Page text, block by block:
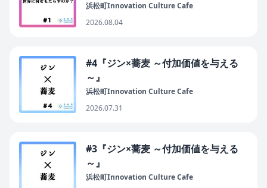
浜松町Innovation Culture Cafe
2026.08.04
#4『ジン×蕎麦 ～付加価値を与える
～』
浜松町Innovation Culture Cafe
2026.07.31
#3『ジン×蕎麦 ～付加価値を与える
～』
浜松町Innovation Culture Cafe